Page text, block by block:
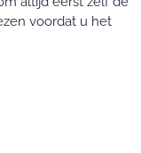
voordat u het